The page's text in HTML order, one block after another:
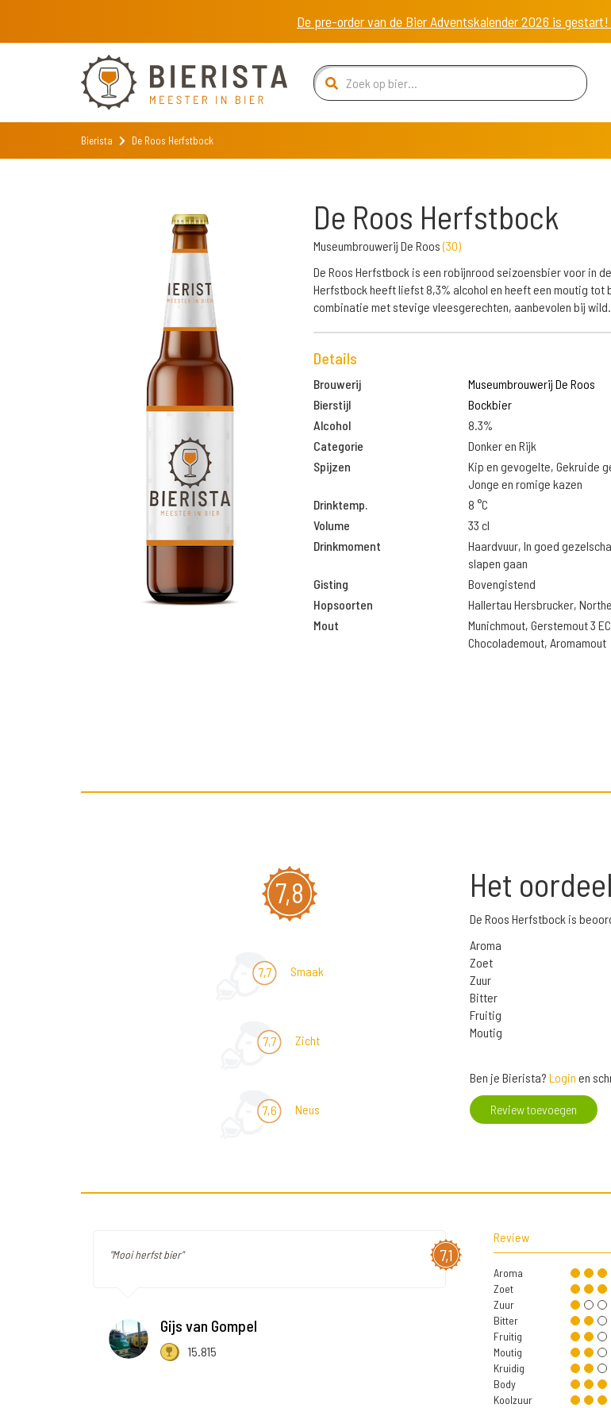
De pre-order van de Bier Adventskalender 2026 is
Bierista De Roos Herfstbock
De Roos Herfstbock
Museumbrouwerij De Roos(30)
De Roos Herfstbock is een robijnrood seizoensbier voor in
Herfstbock heeft liefst 8,3% alcohol en heeft een moutig tot
combinatie met stevige vleesgerechten, aanbevolen bij wild.
Details
Brouwerij
Museumbrouwerij De Roos
Bierstijl
Bockbier
Alcohol
8.3%
Categorie
Donker en Rijk
Spijzen
Kip en gevogelte, Gekruide
Jonge en romige kazen
Drinktemp.
8 °C
Volume
33 cl
Drinkmoment
Haardvuur, In goed
slapen gaan
Gisting
Bovengistend
Hopsoorten
Hallertau Hersbrucker,
Mout
Munichmout, Gerstemout 3
Chocolademout, Aromamout
7,8
7,7 Smaak
7,7 Zicht
7,6 Neus
Het
De Roos Herfstbock is
Aroma
Zoet
Zuur
Bitter
Fruitig
Moutig
Ben je Bierista? Login en
Review toevoegen
7,1
"Mooi herfst bier"
Gijs van Gompel
15.815
Review
Aroma
Zoet
Zuur
Bitter
Fruitig
Moutig
Kruidig
Body
Koolzuur